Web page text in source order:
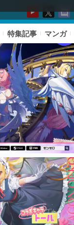
特集記事 マンガ